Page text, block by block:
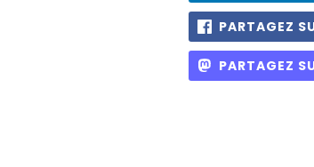
PARTAGEZ
PARTAGEZ